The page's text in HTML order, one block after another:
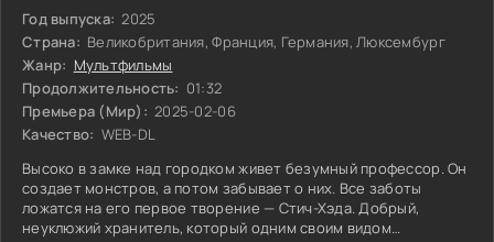
Год выпуска: 2025
Страна: Великобритания, Франция, Германия, Люксембург
Жанр: Мультфильмы
Продолжительность: 01:32
Премьера (Мир): 2025-02-06
Качество: WEB-DL
Высоко в замке над городком живет безумный профессор. Он
создает монстров, а потом забывает о них. Все заботы
ложатся на его первое творение — Стич-Хэда. Добрый,
неуклюжий хранитель, который одним своим видом